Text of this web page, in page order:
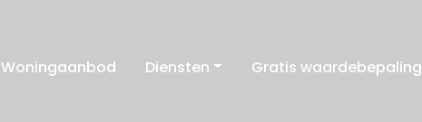
Woningaanbod Diensten Gratis waardebepaling